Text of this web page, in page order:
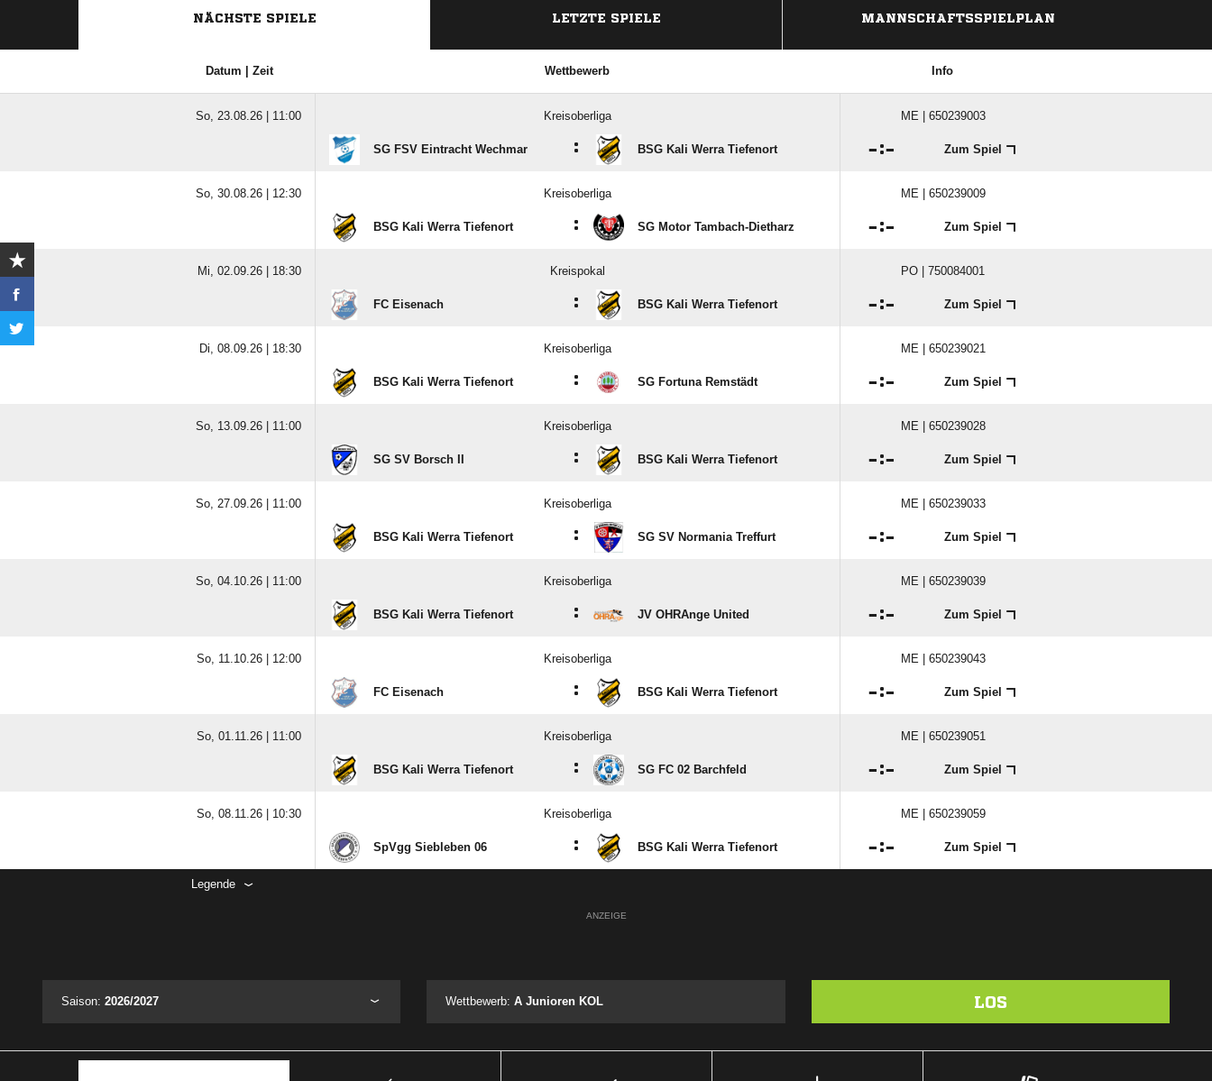
NÄCHSTE SPIELE LETZTE SPIELE MANNSCHAFTSSPIELPLAN
Datum | Zeit Wettbewerb Info
So, 23.08.26 | 11:00 Kreisoberliga ME | 650239003
SG FSV Eintracht Wechmar : BSG Kali Werra Tiefenort : Zum Spiel
So, 30.08.26 | 12:30 Kreisoberliga ME | 650239009
BSG Kali Werra Tiefenort : SG Motor Tambach-Dietharz : Zum Spiel
Mi, 02.09.26 | 18:30 Kreispokal PO | 750084001
FC Eisenach : BSG Kali Werra Tiefenort : Zum Spiel
Di, 08.09.26 | 18:30 Kreisoberliga ME | 650239021
BSG Kali Werra Tiefenort : SG Fortuna Remstädt : Zum Spiel
So, 13.09.26 | 11:00 Kreisoberliga ME | 650239028
SG SV Borsch II : BSG Kali Werra Tiefenort : Zum Spiel
So, 27.09.26 | 11:00 Kreisoberliga ME | 650239033
BSG Kali Werra Tiefenort : SG SV Normania Treffurt : Zum Spiel
So, 04.10.26 | 11:00 Kreisoberliga ME | 650239039
BSG Kali Werra Tiefenort : JV OHRAnge United : Zum Spiel
So, 11.10.26 | 12:00 Kreisoberliga ME | 650239043
FC Eisenach : BSG Kali Werra Tiefenort : Zum Spiel
So, 01.11.26 | 11:00 Kreisoberliga ME | 650239051
BSG Kali Werra Tiefenort : SG FC 02 Barchfeld : Zum Spiel
So, 08.11.26 | 10:30 Kreisoberliga ME | 650239059
SpVgg Siebleben 06 : BSG Kali Werra Tiefenort : Zum Spiel
Legende
ANZEIGE
Saison: 2026/2027 Wettbewerb:A Junioren KOL LOS